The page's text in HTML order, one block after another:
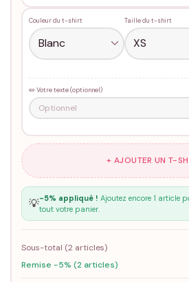
Couleur du t-shirt Taille du t-shirt
✏️ Votre texte (optionnel)
+ AJOUTER UN T-
💡-5% appliqué ! Ajoutez encore 1 article
tout votre panier.
Sous-total (2articles)
Remise -5% (2 articles)